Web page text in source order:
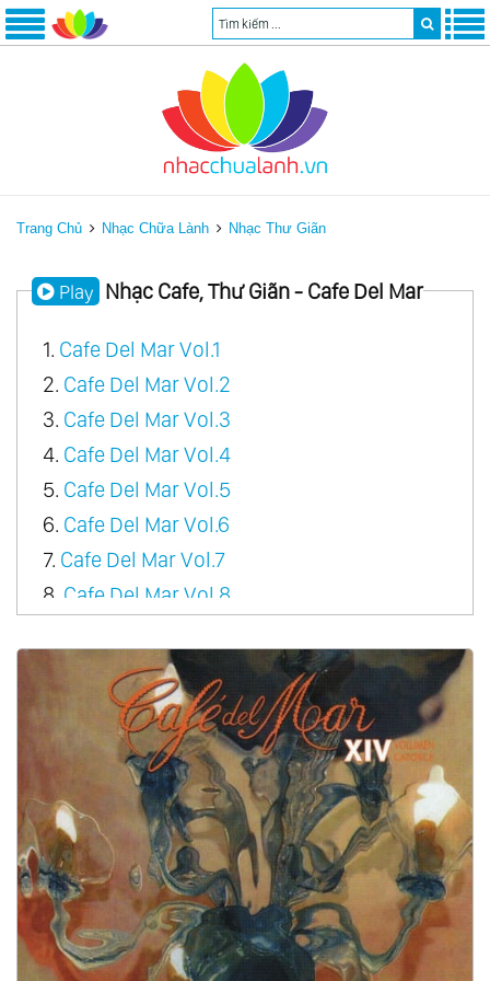
Trang Chủ Nhạc Chữa Lành Nhạc Thư Giãn
Play Nhạc Cafe, Thư Giãn - Cafe Del Mar
1. Cafe Del Mar Vol.1
2. Cafe Del Mar Vol.2
3. Cafe Del Mar Vol.3
4. Cafe Del Mar Vol.4
5. Cafe Del Mar Vol.5
6. Cafe Del Mar Vol.6
7. Cafe Del Mar Vol.7
8. Cafe Del Mar Vol.8
Cafe Del Mar Vol.10
Cafe Del Mar Vol.11
Cafe Del Mar Vol.12
13.
Cafe Del Mar Vol.13
14.Cafe Del Mar Vol.14
15.Cafe Del Mar Vol.15
16.Cafe Del Mar Vol.16
17.Cafe Del Mar Vol.17
18.Cafe Del Mar Vol.18